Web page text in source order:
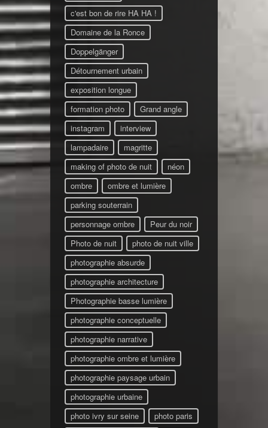
c'est bon de rire HA HA !
Domaine de la Ronce
Doppelgänger
Détournement urbain
exposition longue
formation photo
Grand angle
instagram
interview
lampadaire
magritte
making of photo de nuit
néon
ombre
ombre et lumière
parking souterrain
personnage ombre
Peur du noir
Photo de nuit
photo de nuit ville
photographie absurde
photographie architecture
Photographie basse lumière
photographie conceptuelle
photographie narrative
photographie ombre et lumière
photographie paysage urbain
photographie urbaine
photo ivry sur seine
photo paris